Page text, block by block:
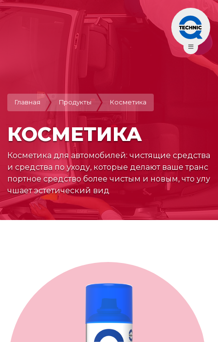
Главная Продукты Косметика
КОСМЕТИКА
Косметика для автомобилей: чистящие средства
и средства по уходу, которые делают ваше транс
портное средство более чистым и новым, что улу
чшает эстетический вид